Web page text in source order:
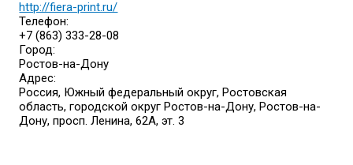
http://fiera-print.ru/
Телефон:
+7 (863) 333-28-08
Город:
Ростов-на-Дону
Адрес:
Россия, Южный федеральный округ, Ростовская
область, городской округ Ростов-на-Дону, Ростов-на-
Дону, просп. Ленина, 62А, эт. 3